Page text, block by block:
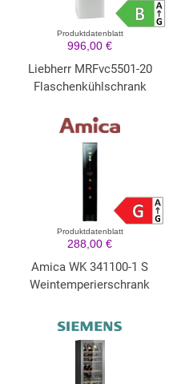
Produktdatenblatt
996,00 €
Liebherr MRFvc5501-20
Flaschenkühlschrank
Produktdatenblatt
288,00 €
Amica WK 341100-1 S
Weintemperierschrank